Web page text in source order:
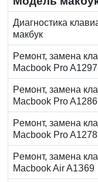
Диагностика
макбук
Peмoнт, замена
Macbook Pro A1297
Peмoнт, замена
Macbook Pro A1286
Peмoнт, замена
Macbook Pro A1278
Peмoнт, замена
Macbook Air A1З69